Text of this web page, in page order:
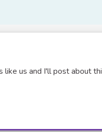
like us and I'll post about